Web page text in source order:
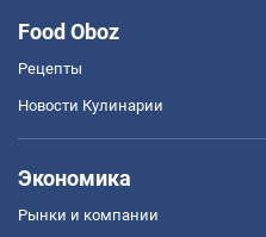
Food Oboz
Рецепты
Новости Кулинарии
Экономика
Рынки и компании